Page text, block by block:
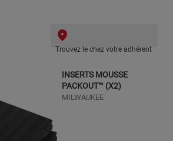
Trouvez le chez votre adhérent
INSERTS MOUSSE
PACKOUT™ (X2)
MILWAUKEE